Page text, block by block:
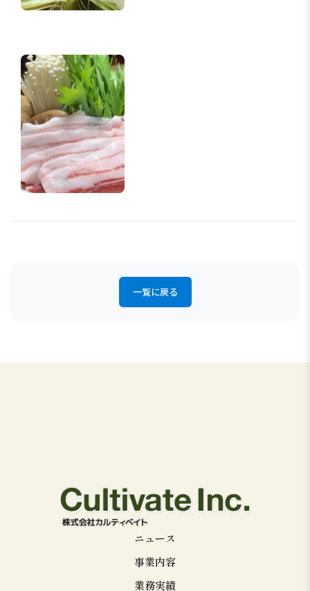
一覧に戻る
ニュース
事業内容
業務実績